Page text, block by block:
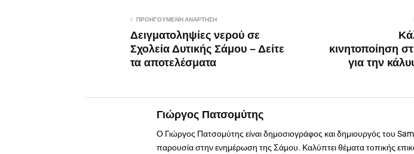
ΠΡΟΗΓΟΎΜΕΝΗ ΑΝΆΡΤΗΣΗ
Δειγματοληψίες νερού σε
Σχολεία Δυτικής Σάμου – Δείτε
τα αποτελέσματα
κινητοποίηση
για την
Γιώργος Πατσομύτης
Ο Γιώργος Πατσομύτης είναι δημοσιογράφος και δημιουργός του
παρουσία στην ενημέρωση της Σάμου. Καλύπτει θέματα τοπικής